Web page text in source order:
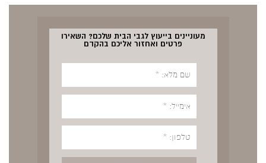
מעוניינים בייעוץ לגבי הבית שלכם? השאירו
פרטים ואחזור אליכם בהקדם